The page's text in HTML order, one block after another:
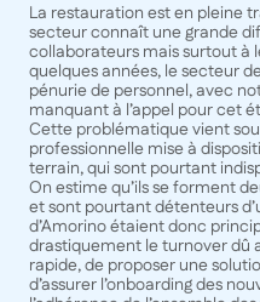
La restauration est en pleine
secteur connaît une grande
collaborateurs mais surtout à
quelques années, le secteur
pénurie de personnel, avec
manquant à l’appel pour cet
Cette problématique vient
professionnelle mise à
terrain, qui sont pourtant
On estime qu’ils se forment
et sont pourtant détenteurs
d’Amorino étaient donc
drastiquement le turnover dû
rapide, de proposer une
d’assurer l’onboarding des